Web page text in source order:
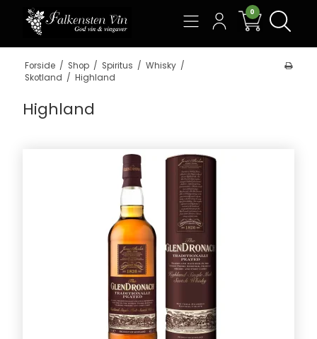
0
Forside / Shop / Spiritus / Whisky /
Skotland / Highland
Highland